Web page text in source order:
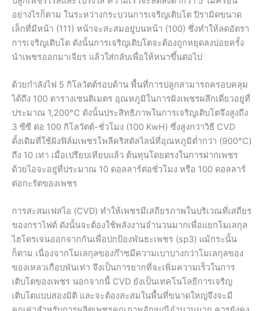
อย่างไรก็ตาม ในระหว่างกระบวนการเจริญเติบโต ปิรามิดขนาด
เล็กที่มีหน้า (111) หน้าจะสะสมอยู่บนหน้า (100) ซึ่งทำให้ลดอัตรา
การเจริญเติบโต ดังนั้นการเจริญเติบโตจะต้องถูกหยุดลงบ่อยครั้ง
นำเพชรออกมาเจียร แล้วใส่กลับเพื่อให้หนาขึ้นต่อไป
ด้วยกำลังไฟ 5 กิโลวัตต์รอบด้าน พื้นที่การปลูกสามารถครอบคลุม
ได้ถึง 100 ตารางเซนติเมตร อุณหภูมิในการฝังเพชรผลึกเดี่ยวอยู่ที่
ประมาณ 1,200°C ดังนั้นประสิทธิภาพในการเจริญเติบโตจึงสูงถึง
3 ซีซี ต่อ 100 กิโลวัตต์-ชั่วโมง (100 KwH) ซึ่งสูงกว่าวิธี CVD
ดั้งเดิมที่ใช้ฝังฟิล์มเพชรโพลีคริสตัลไลน์ที่อุณหภูมิต่ำกว่า (900°C)
ถึง 10 เท่า เมื่อเปรียบเทียบแล้ว ต้นทุนโดยตรงในการฝากเพชร
ด้วยไอจะอยู่ที่ประมาณ 10 ดอลลาร์ต่อชั่วโมง หรือ 100 ดอลลาร์
ต่อกะรัตของเพชร
การสะสมเฟสไอ (CVD) ทำให้เพชรมีเสถียรภาพในบริเวณที่เสถียร
ของกราไฟต์ ดังนั้นจะต้องใช้พลังงานจำนวนมากเพื่อแยกโมเลกุล
ไฮโดรเจนออกจากกันเพื่อปกป้องพันธะเพชร (sp3) แม้กระนั้น
ก็ตาม เนื่องจากโมเลกุลของก๊าซมีความเบาบางกว่าโมเลกุลของ
ของเหลวเกือบพันเท่า จึงเป็นการยากที่จะเพิ่มความเร็วในการ
เติบโตของเพชร นอกจากนี้ CVD ยังเป็นเทคโนโลยีการเจริญ
เติบโตแบบสองมิติ และจะต้องสะสมในพื้นที่ขนาดใหญ่จึงจะมี